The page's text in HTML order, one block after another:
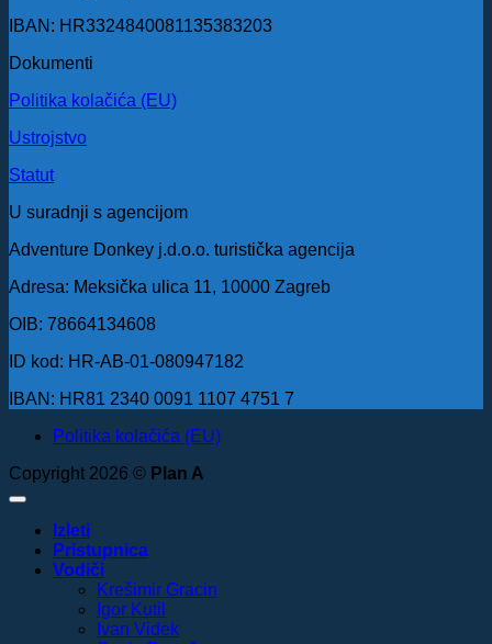
IBAN: HR3324840081135383203
Dokumenti
Politika kolačića (EU)
Ustrojstvo
Statut
U suradnji s agencijom
Adventure Donkey j.d.o.o. turistička agencija
Adresa: Meksička ulica 11, 10000 Zagreb
OIB: 78664134608
ID kod: HR-AB-01-080947182
IBAN: HR81 2340 0091 1107 4751 7
Politika kolačića (EU)
Copyright 2026 © Plan A
Izleti
Pristupnica
Vodiči
Krešimir Gracin
Igor Kutil
Ivan Videk